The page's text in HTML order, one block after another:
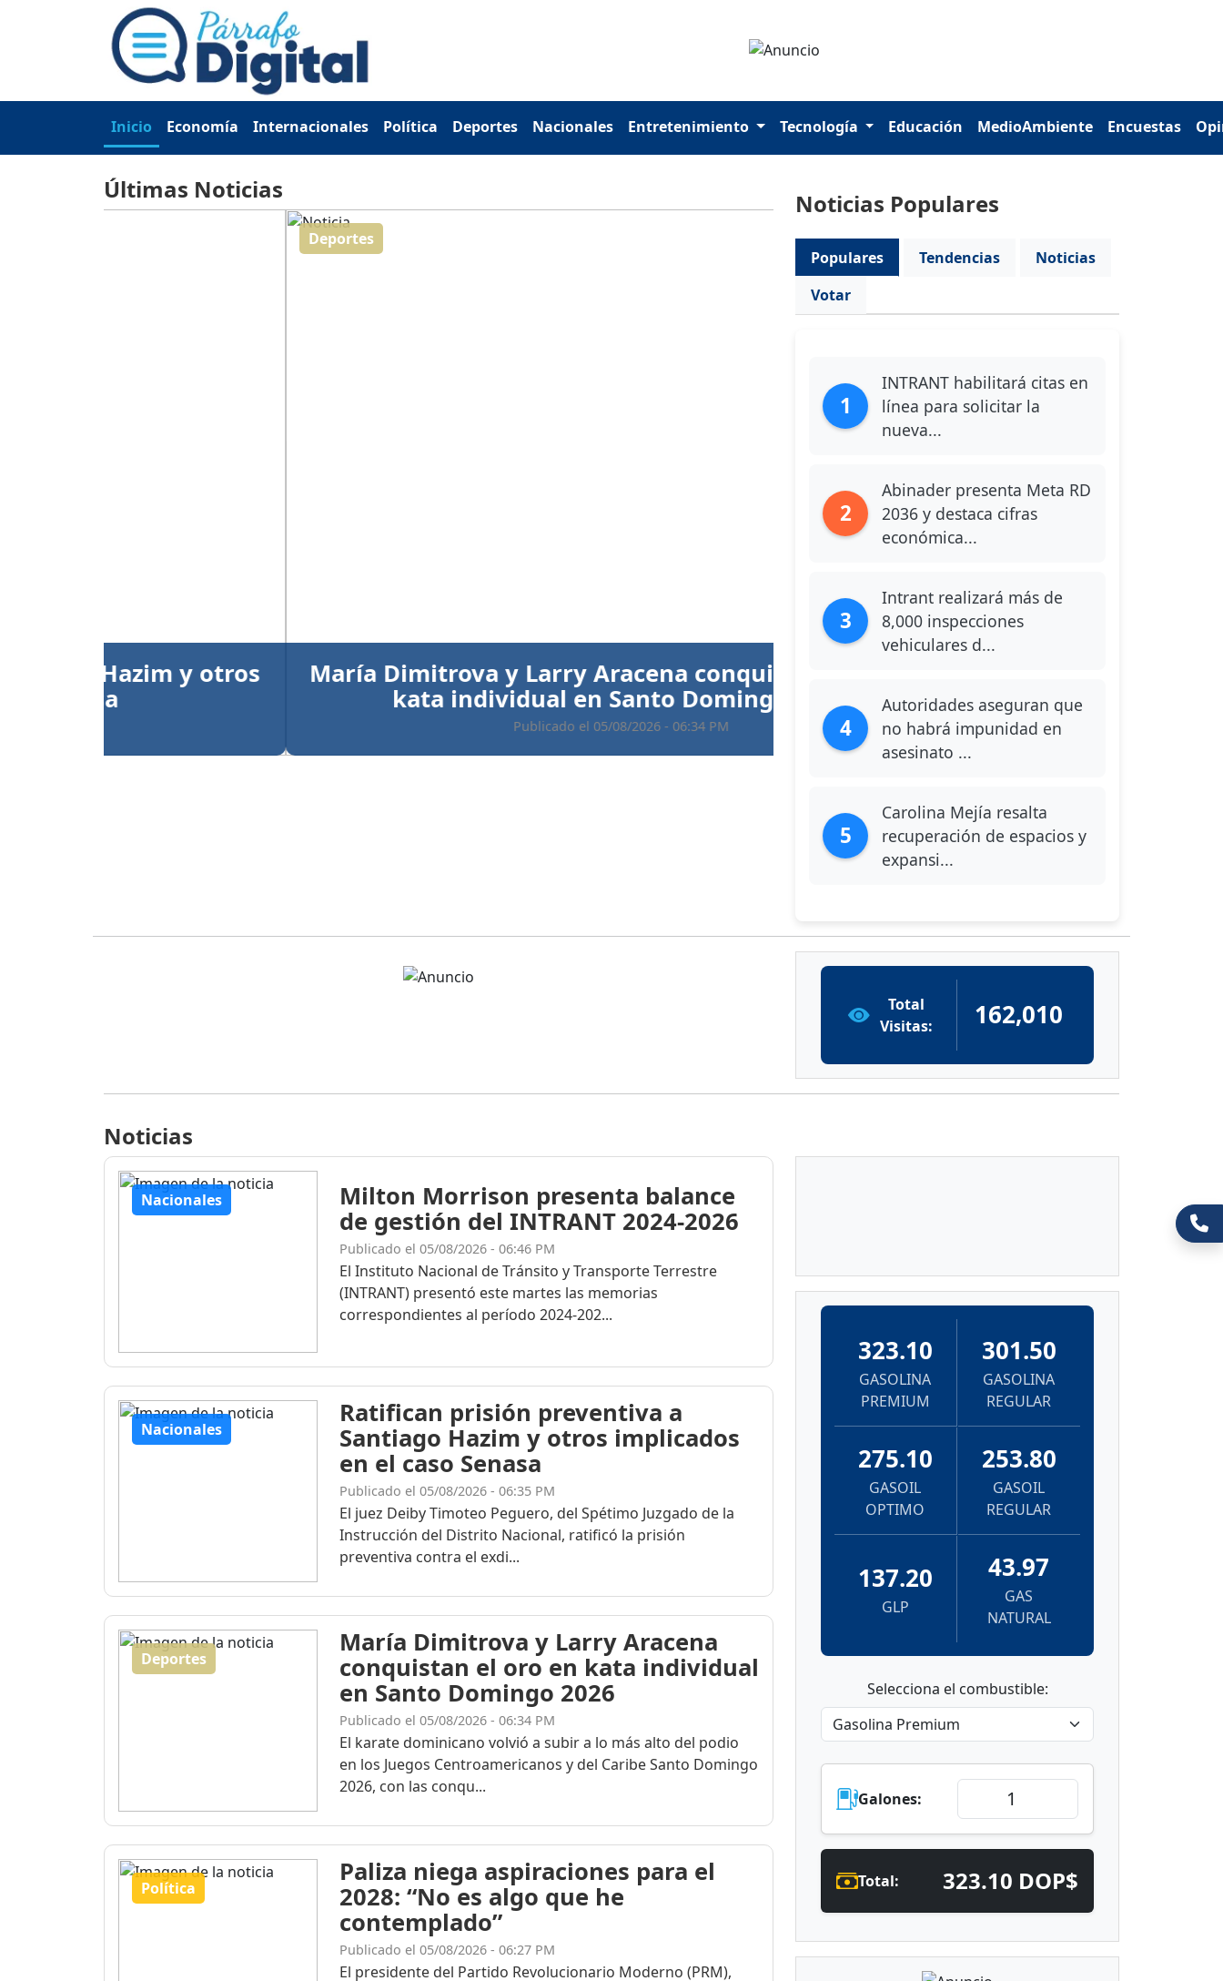
Inicio Economía Internacionales Política Deportes Nacionales Entretenimiento Tecnología Educación MedioAmbiente Encuestas
Últimas Noticias
María Dimitrova y Larry Aracena conquistan el oro en
kata individual en Santo Domingo 2026
Publicado el 05/08/2026 - 06:34 PM
Noticias Populares
Populares Tendencias
Noticias
Votar
1
INTRANT habilitará citas en
línea para solicitar la
nueva...
2
Abinader presenta Meta RD
2036 y destaca cifras
económica...
3
Intrant realizará más de
8,000 inspecciones
vehiculares d...
4
Autoridades aseguran que
no habrá impunidad en
asesinato ...
5
Carolina Mejía resalta
recuperación de espacios y
expansi...
Total
Visitas:
162,010
Noticias
Nacionales
Milton Morrison presenta balance
de gestión del INTRANT 2024-2026
Publicado el 05/08/2026 - 06:46 PM
El Instituto Nacional de Tránsito y Transporte Terrestre
(INTRANT) presentó este martes las memorias
correspondientes al período 2024-202...
Nacionales
Ratifican prisión preventiva a
Santiago Hazim y otros implicados
en el caso Senasa
Publicado el 05/08/2026 - 06:35 PM
El juez Deiby Timoteo Peguero, del Spétimo Juzgado de la
Instrucción del Distrito Nacional, ratificó la prisión
preventiva contra el exdi...
Deportes
María Dimitrova y Larry Aracena
conquistan el oro en kata individual
en Santo Domingo 2026
Publicado el 05/08/2026 - 06:34 PM
El karate dominicano volvió a subir a lo más alto del podio
en los Juegos Centroamericanos y del Caribe Santo Domingo
2026, con las conqu...
Política
Paliza niega aspiraciones para el
2028: “No es algo que he
contemplado”
Publicado el 05/08/2026 - 06:27 PM
El presidente del Partido Revolucionario Moderno (PRM),
323.10
GASOLINA
PREMIUM
301.50
GASOLINA
REGULAR
275.10
GASOIL
OPTIMO
253.80
GASOIL
REGULAR
137.20
GLP
43.97
GAS
NATURAL
Selecciona el combustible:
Galones:
Total: 323.10 DOP$